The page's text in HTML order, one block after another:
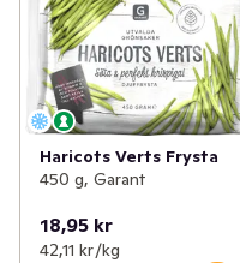
Haricots Verts Frysta
450 g, Garant
18,95 kr
42,11 kr /kg